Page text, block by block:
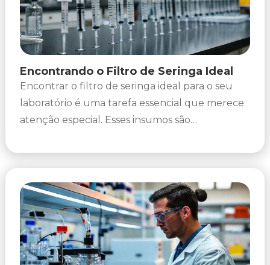
Encontrando o Filtro de Seringa Ideal
Encontrar o filtro de seringa ideal para o seu
laboratório é uma tarefa essencial que merece
atenção especial. Esses insumos são